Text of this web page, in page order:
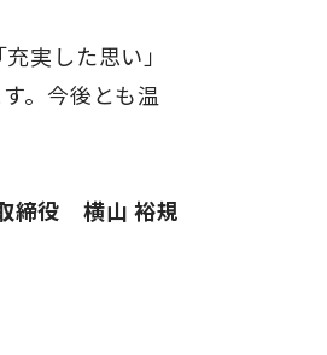
実した思い」
。今後とも温
締役 横山 裕規